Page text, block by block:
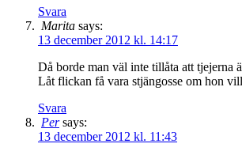
Svara
Marita says:
13 december 2012 kl. 14:17
Då borde man väl inte tillåta att tjejerna
Låt flickan få vara stjängosse om hon
Svara
Per says:
13 december 2012 kl. 11:43